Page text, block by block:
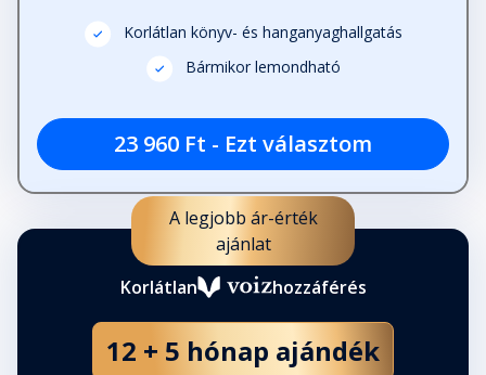
Korlátlan könyv- és hanganyaghallgatás
Bármikor lemondható
23 960 Ft - Ezt választom
A legjobb ár-érték
ajánlat
Korlátlan
hozzáférés
12 + 5 hónap ajándék